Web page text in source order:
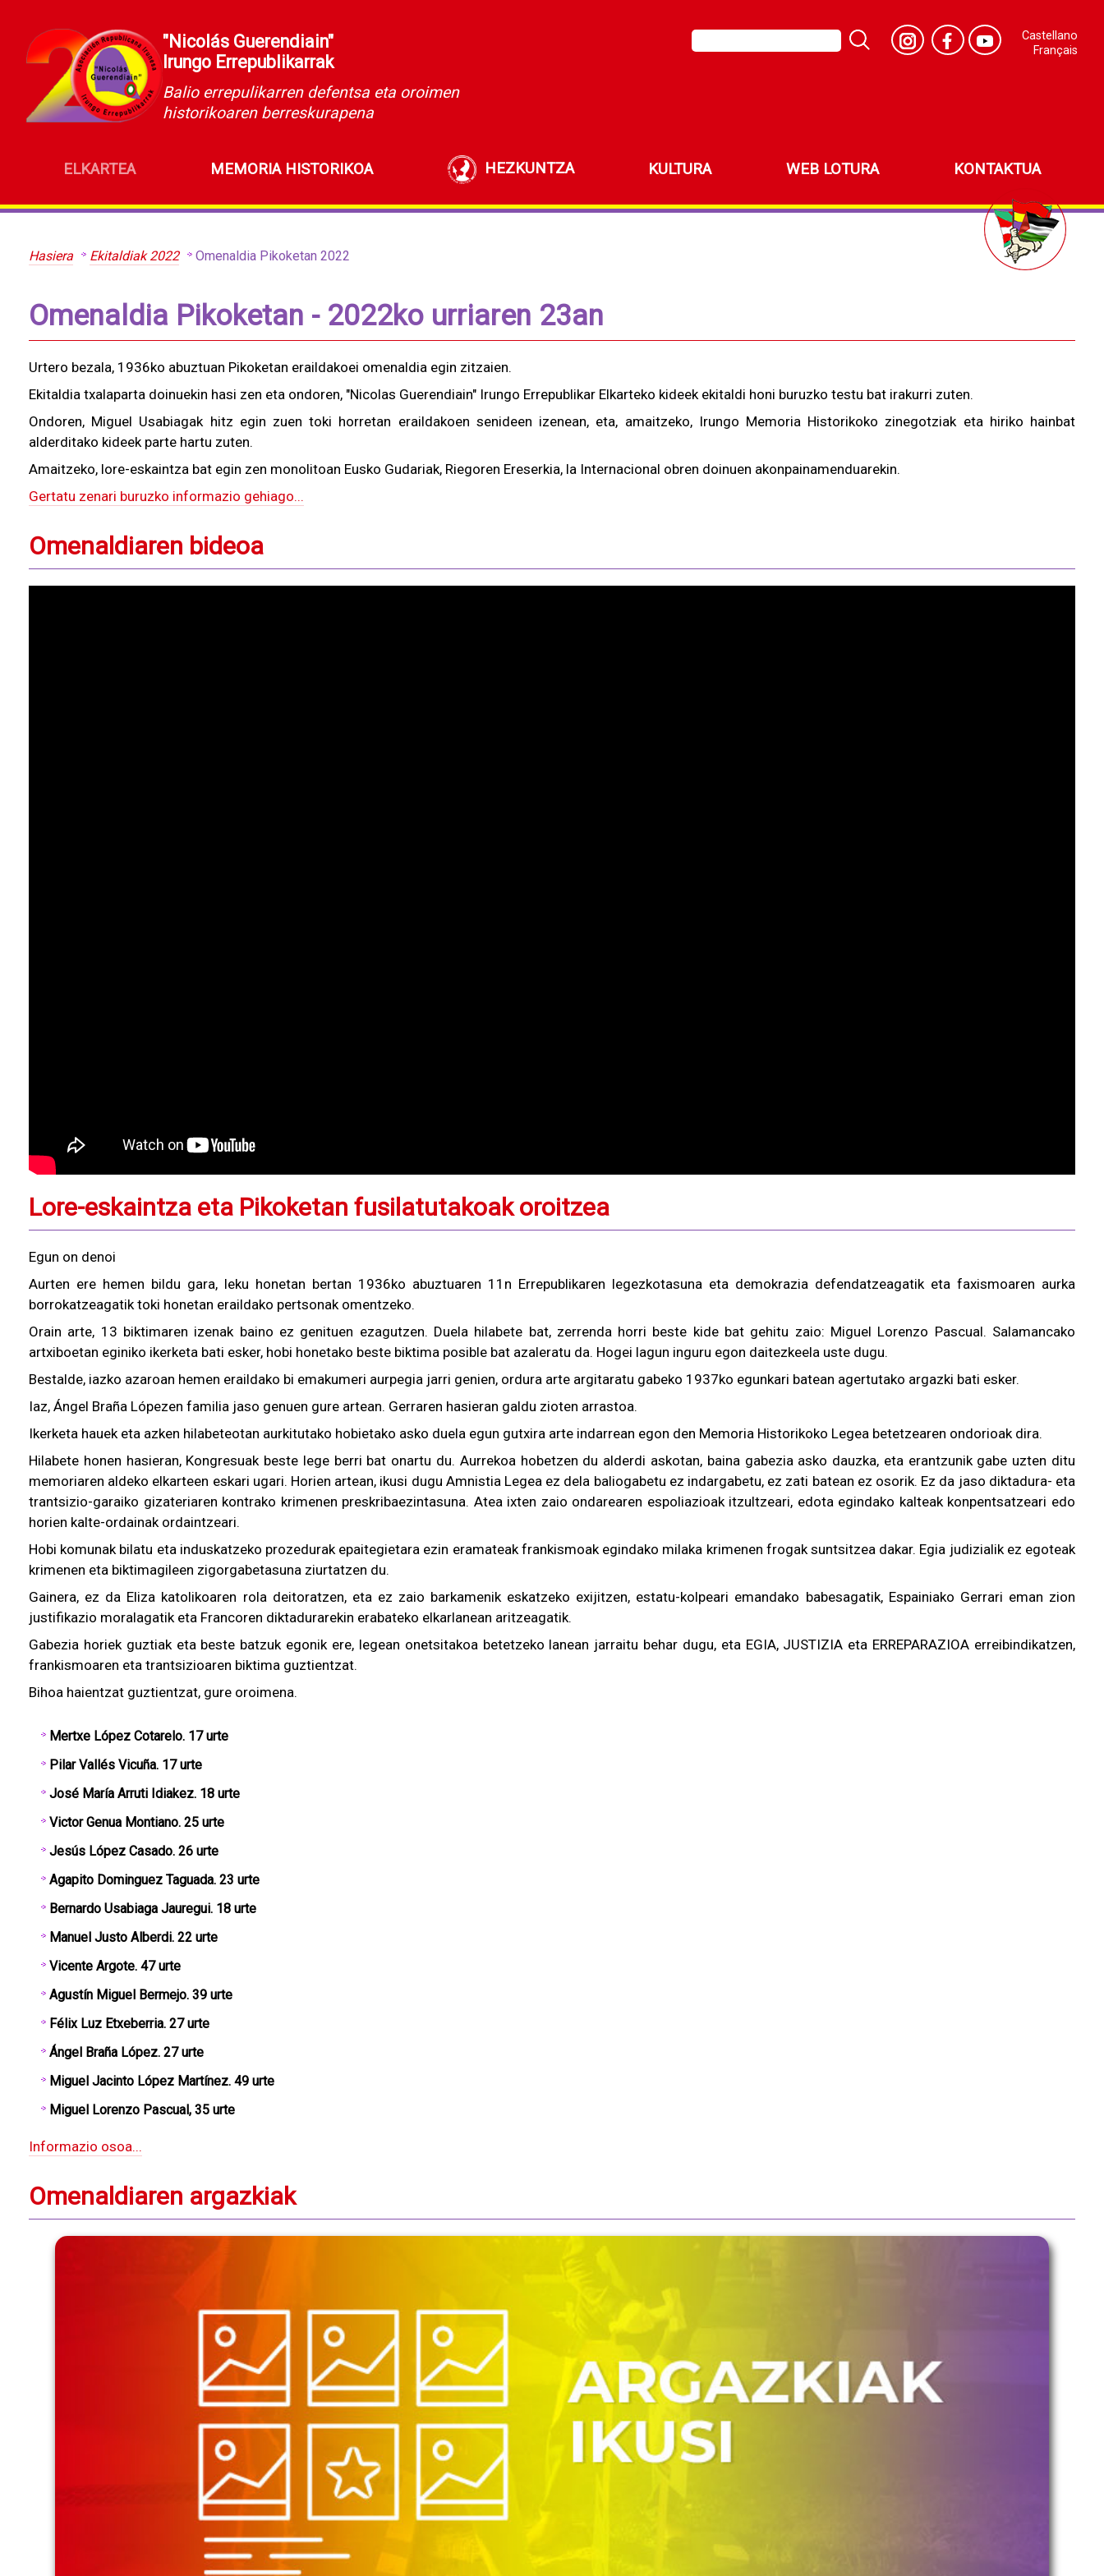
"Nicolás Guerendiain"
Irungo Errepublikarrak
Balio errepulikarren defentsa eta oroimen
historikoaren berreskurapena
Castellano
Français
ELKARTEA MEMORIA HISTORIKOA HEZKUNTZA KULTURA WEB LOTURA KONTAKTUA
Hasiera Ekitaldiak 2022 Omenaldia Pikoketan 2022
Omenaldia Pikoketan - 2022ko urriaren 23an
Urtero bezala, 1936ko abuztuan Pikoketan eraildakoei omenaldia egin zitzaien.
Ekitaldia txalaparta doinuekin hasi zen eta ondoren, "Nicolas Guerendiain" Irungo Errepublikar Elkarteko kideek ekitaldi honi buruzko testu bat irakurri zuten.
Ondoren, Miguel Usabiagak hitz egin zuen toki horretan eraildakoen senideen izenean, eta, amaitzeko, Irungo Memoria Historikoko zinegotziak eta hiriko hainbat
alderditako kideek parte hartu zuten.
Amaitzeko, lore-eskaintza bat egin zen monolitoan Eusko Gudariak, Riegoren Ereserkia, la Internacional obren doinuen akonpainamenduarekin.
Gertatu zenari buruzko informazio gehiago...
Omenaldiaren bideoa
Lore-eskaintza eta Pikoketan fusilatutakoak oroitzea
Egun on denoi
Aurten ere hemen bildu gara, leku honetan bertan 1936ko abuztuaren 11n Errepublikaren legezkotasuna eta demokrazia defendatzeagatik eta faxismoaren aurka
borrokatzeagatik toki honetan eraildako pertsonak omentzeko.
Orain arte, 13 biktimaren izenak baino ez genituen ezagutzen. Duela hilabete bat, zerrenda horri beste kide bat gehitu zaio: Miguel Lorenzo Pascual. Salamancako
artxiboetan eginiko ikerketa bati esker, hobi honetako beste biktima posible bat azaleratu da. Hogei lagun inguru egon daitezkeela uste dugu.
Bestalde, iazko azaroan hemen eraildako bi emakumeri aurpegia jarri genien, ordura arte argitaratu gabeko 1937ko egunkari batean agertutako argazki bati esker.
Iaz, Ángel Braña Lópezen familia jaso genuen gure artean. Gerraren hasieran galdu zioten arrastoa.
Ikerketa hauek eta azken hilabeteotan aurkitutako hobietako asko duela egun gutxira arte indarrean egon den Memoria Historikoko Legea betetzearen ondorioak dira.
Hilabete honen hasieran, Kongresuak beste lege berri bat onartu du. Aurrekoa hobetzen du alderdi askotan, baina gabezia asko dauzka, eta erantzunik gabe uzten ditu
memoriaren aldeko elkarteen eskari ugari. Horien artean, ikusi dugu Amnistia Legea ez dela baliogabetu ez indargabetu, ez zati batean ez osorik. Ez da jaso diktadura- eta
trantsizio-garaiko gizateriaren kontrako krimenen preskribaezintasuna. Atea ixten zaio ondarearen espoliazioak itzultzeari, edota egindako kalteak konpentsatzeari edo
horien kalte-ordainak ordaintzeari.
Hobi komunak bilatu eta induskatzeko prozedurak epaitegietara ezin eramateak frankismoak egindako milaka krimenen frogak suntsitzea dakar. Egia judizialik ez egoteak
krimenen eta biktimagileen zigorgabetasuna ziurtatzen du.
Gainera, ez da Eliza katolikoaren rola deitoratzen, eta ez zaio barkamenik eskatzeko exijitzen, estatu-kolpeari emandako babesagatik, Espainiako Gerrari eman zion
justifikazio moralagatik eta Francoren diktadurarekin erabateko elkarlanean aritzeagatik.
Gabezia horiek guztiak eta beste batzuk egonik ere, legean onetsitakoa betetzeko lanean jarraitu behar dugu, eta EGIA, JUSTIZIA eta ERREPARAZIOA erreibindikatzen,
frankismoaren eta trantsizioaren biktima guztientzat.
Bihoa haientzat guztientzat, gure oroimena.
Mertxe López Cotarelo. 17 urte
Pilar Vallés Vicuña. 17 urte
José María Arruti Idiakez. 18 urte
Victor Genua Montiano. 25 urte
Jesús López Casado. 26 urte
Agapito Dominguez Taguada. 23 urte
Bernardo Usabiaga Jauregui. 18 urte
Manuel Justo Alberdi. 22 urte
Vicente Argote. 47 urte
Agustín Miguel Bermejo. 39 urte
Félix Luz Etxeberria. 27 urte
Ángel Braña López. 27 urte
Miguel Jacinto López Martínez. 49 urte
Miguel Lorenzo Pascual, 35 urte
Informazio osoa...
Omenaldiaren argazkiak